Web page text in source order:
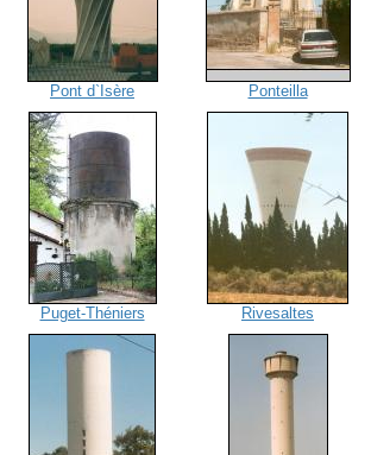
Pont d`Isère Ponteilla
Puget-Théniers Rivesaltes